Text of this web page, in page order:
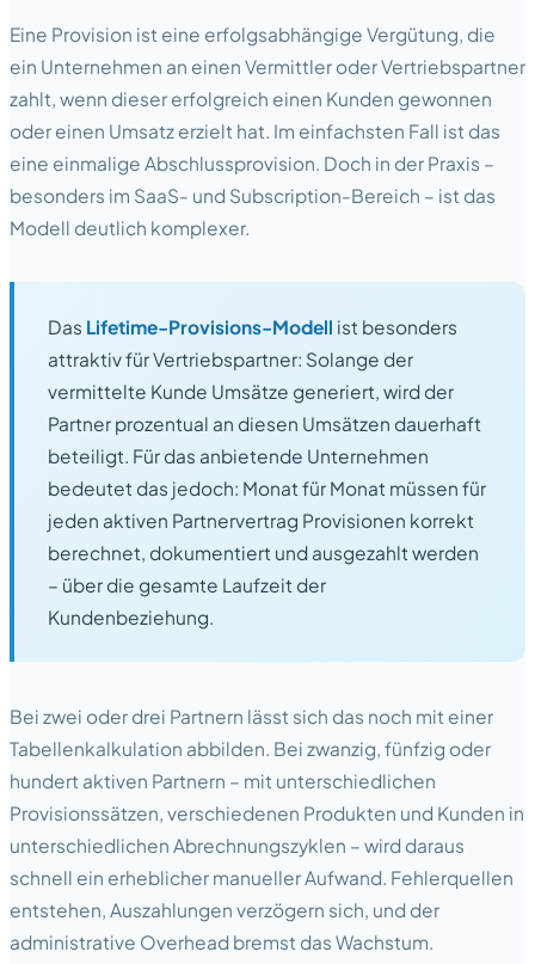
Eine Provision ist eine erfolgsabhängige Vergütung, die
ein Unternehmen an einen Vermittler oder Vertriebspartner
zahlt, wenn dieser erfolgreich einen Kunden gewonnen
oder einen Umsatz erzielt hat. Im einfachsten Fall ist das
eine einmalige Abschlussprovision. Doch in der Praxis –
besonders im SaaS- und Subscription-Bereich – ist das
Modell deutlich komplexer.
Das Lifetime-Provisions-Modell ist besonders
attraktiv für Vertriebspartner: Solange der
vermittelte Kunde Umsätze generiert, wird der
Partner prozentual an diesen Umsätzen dauerhaft
beteiligt. Für das anbietende Unternehmen
bedeutet das jedoch: Monat für Monat müssen für
jeden aktiven Partnervertrag Provisionen korrekt
berechnet, dokumentiert und ausgezahlt werden
– über die gesamte Laufzeit der
Kundenbeziehung.
Bei zwei oder drei Partnern lässt sich das noch mit einer
Tabellenkalkulation abbilden. Bei zwanzig, fünfzig oder
hundert aktiven Partnern – mit unterschiedlichen
Provisionssätzen, verschiedenen Produkten und Kunden in
unterschiedlichen Abrechnungszyklen – wird daraus
schnell ein erheblicher manueller Aufwand. Fehlerquellen
entstehen, Auszahlungen verzögern sich, und der
administrative Overhead bremst das Wachstum.